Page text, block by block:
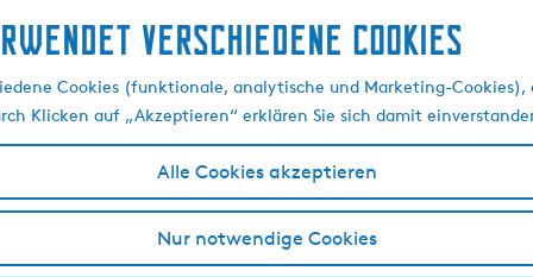
verschiedene cookies
Cookies (funktionale, analytische und Marketing-
Klicken auf „Akzeptieren“ erklären Sie sich damit
Alle Cookies akzeptieren
Nur notwendige Cookies